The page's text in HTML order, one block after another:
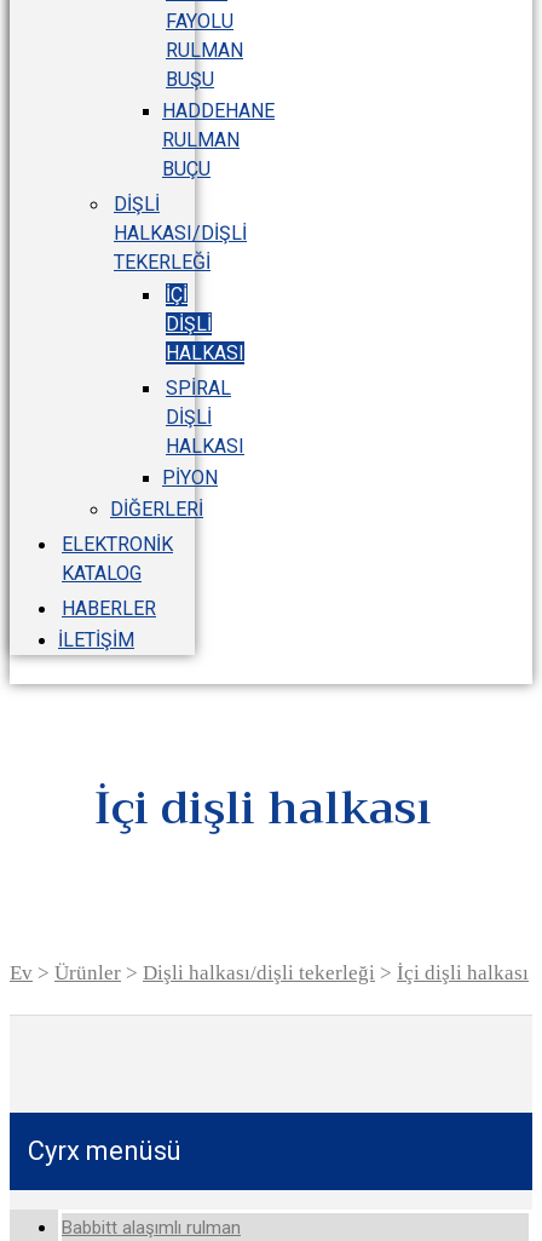
FAYOLU
RULMAN
BUŞU
HADDEHANE
RULMAN
BUÇU
DIŞLI
HALKASI/DIŞLI
TEKERLEĞI
İÇI
DIŞLI
HALKASI
SPIRAL
DIŞLI
HALKASI
PIYON
DIĞERLERI
ELEKTRONIK
KATALOG
HABERLER
İLETIŞIM
İçi dişli halkası
Ev > Ürünler > Dişli halkası/dişli tekerleği > İçi dişli halkası
Cyrx menüsü
Babbitt alaşımlı rulman